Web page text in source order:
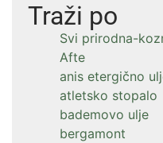
Traži po
Svi prirodna-
Afte
anis etergično
atletsko stopalo
bademovo ulje
bergamont